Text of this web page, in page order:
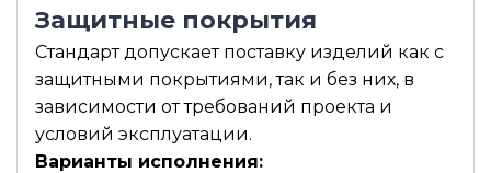
Защитные покрытия
Стандарт допускает поставку изделий как с
защитными покрытиями, так и без них, в
зависимости от требований проекта и
условий эксплуатации.
Варианты исполнения: